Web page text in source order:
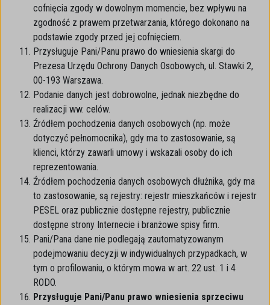
cofnięcia zgody w dowolnym momencie, bez wpływu na
zgodność z prawem przetwarzania, którego dokonano na
podstawie zgody przed jej cofnięciem.
Przysługuje Pani/Panu prawo do wniesienia skargi do
Prezesa Urzędu Ochrony Danych Osobowych, ul. Stawki 2,
00-193 Warszawa.
Podanie danych jest dobrowolne, jednak niezbędne do
realizacji ww. celów.
Źródłem pochodzenia danych osobowych (np. może
dotyczyć pełnomocnika), gdy ma to zastosowanie, są
klienci, którzy zawarli umowy i wskazali osoby do ich
reprezentowania.
Źródłem pochodzenia danych osobowych dłużnika, gdy ma
to zastosowanie, są rejestry: rejestr mieszkańców i rejestr
PESEL oraz publicznie dostępne rejestry, publicznie
dostępne strony Internecie i branżowe spisy firm.
Pani/Pana dane nie podlegają zautomatyzowanym
podejmowaniu decyzji w indywidualnych przypadkach, w
tym o profilowaniu, o którym mowa w art. 22 ust. 1 i 4
RODO.
Przysługuje Pani/Panu prawo wniesienia sprzeciwu